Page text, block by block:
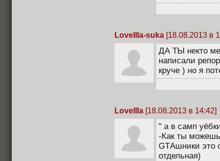
LoveIIIa-suka [18.08.2013 в
ДА ТЫ некто
написали
круче ) но я
LoveIIIa [18.08.2013 в 14:42]
" а в самп
-Как ты
GTАшники это
отдельная)